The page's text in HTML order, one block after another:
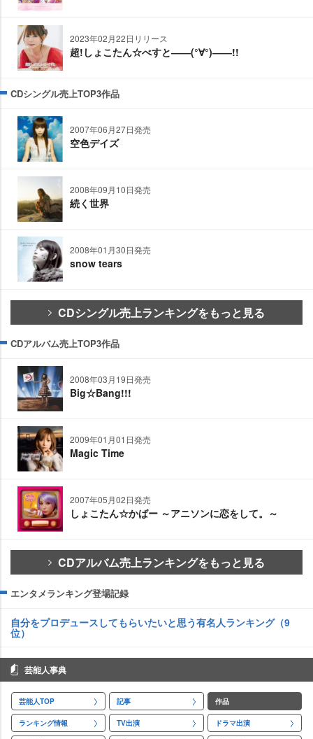
2023年02月22日リリース
超!しょこたん☆べすと――(°∀°)――!!
CDシングル売上TOP3作品
2007年06月27日発売
空色デイズ
2008年09月10日発売
続く世界
2008年01月30日発売
snow tears
CDシングル売上ランキングをもっと見る
CDアルバム売上TOP3作品
2008年03月19日発売
Big☆Bang!!!
2009年01月01日発売
Magic Time
2007年05月02日発売
しょこたん☆かばー ～アニソンに恋をして。～
CDアルバム売上ランキングをもっと見る
エンタメランキング登場記録
自分をプロデュースしてもらいたいと思う有名人ランキング（9
位）
芸能人事典
芸能人TOP 記事 作品
ランキング情報 TV出演 ドラマ出演